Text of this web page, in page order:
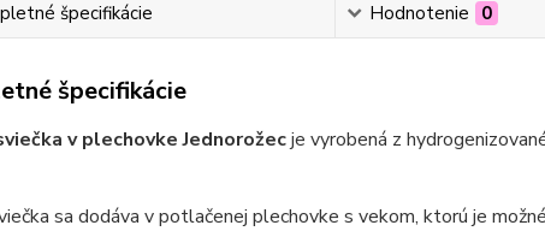
špecifikácie Hodnotenie 0
špecifikácie
v plechovke Jednorožecje vyrobená z
sa dodáva v potlačenej plechovke s vekom, ktorú je